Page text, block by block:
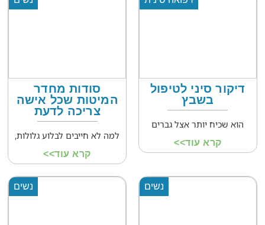
דיקור סיני לטיפול
בשבץ
הוא שכיח יותר אצל גברים
קרא עוד>>
סודות מחדר
המיטות שכל אישה
צריכה לדעת
למה לא חייבים לבלוע גלולות,
קרא עוד>>
נשים נשים